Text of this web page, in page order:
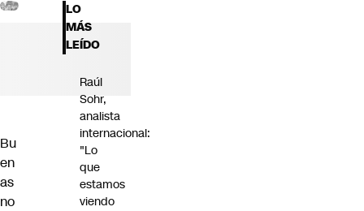
Bu
en
as
no
LO
MÁS
LEÍDO
Raúl
Sohr,
analista
internacional:
"Lo
que
estamos
viendo